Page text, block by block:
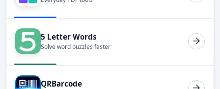
5 Letter Words
Solve word puzzles faster
QRBarcode